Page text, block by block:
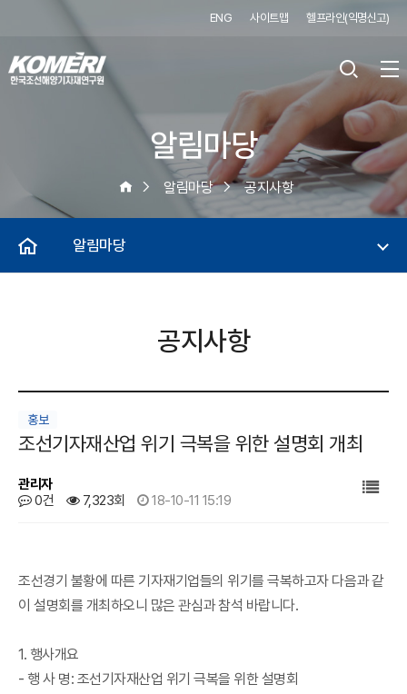
ENG 사이트맵 헬프라인(익명신고)
알림마당
알림마당 공지사항
알림마당
공지사항
홍보
조선기자재산업 위기 극복을 위한 설명회 개최
관리자
0건
7,323회 18-10-11 15:19
조선경기 불황에 따른 기자재기업들의 위기를 극복하고자 다음과 같
이 설명회를 개최하오니 많은 관심과 참석 바랍니다.
1. 행사개요
- 행 사 명: 조선기자재산업 위기 극복을 위한 설명회